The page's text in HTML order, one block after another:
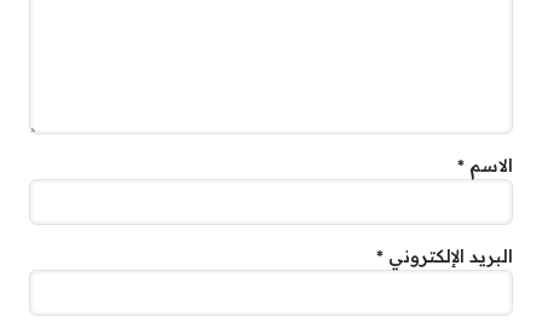
الاسم *
البريد الإلكتروني *